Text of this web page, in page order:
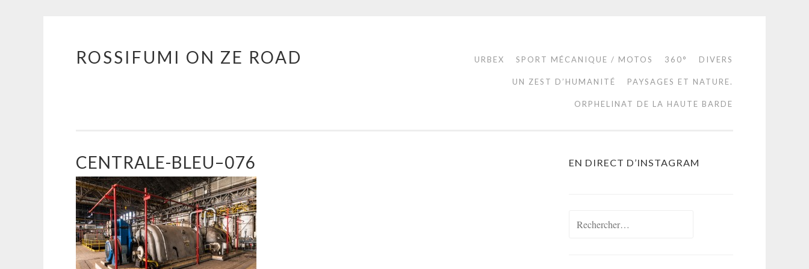
Aller
ROSSIFUMI ON ZE ROAD URBEX SPORT MÉCANIQUE / MOTOS 360° DIVERS
UN ZEST D’HUMANITÉ PAYSAGES ET NATURE.
ORPHELINAT DE LA HAUTE BARDE
CENTRALE-BLEU–076 EN DIRECT D’INSTAGRAM